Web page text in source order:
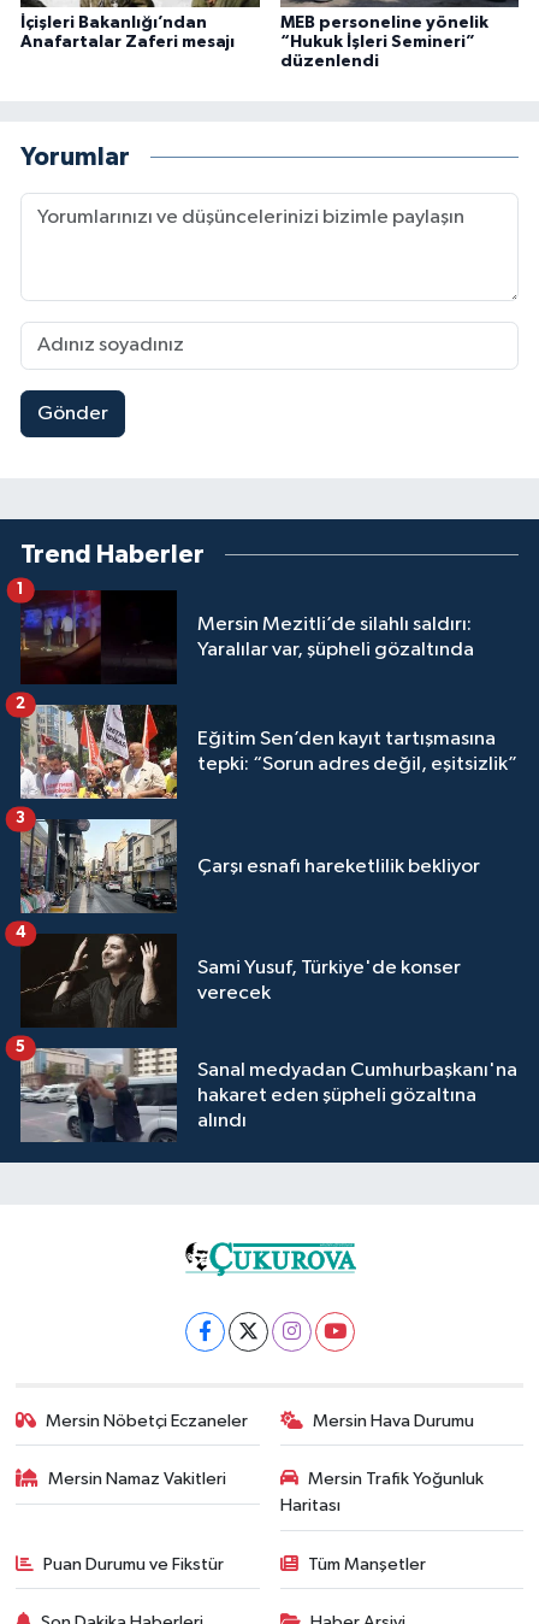
İçişleri Bakanlığı’ndan
Anafartalar Zaferi mesajı
MEB personeline yönelik
“Hukuk İşleri Semineri”
düzenlendi
Yorumlar
Gönder
Trend Haberler
Mersin Mezitli’de silahlı saldırı:
Yaralılar var, şüpheli gözaltında
Eğitim Sen’den kayıt tartışmasına
tepki: “Sorun adres değil, eşitsizlik”
2
Çarşı esnafı hareketlilik bekliyor
3
Sami Yusuf, Türkiye'de konser
verecek
4
Sanal medyadan Cumhurbaşkanı'na
hakaret eden şüpheli gözaltına
alındı
5
Mersin Nöbetçi Eczaneler Mersin Hava Durumu
Mersin Namaz Vakitleri
Mersin Trafik Yoğunluk
Haritası
Puan Durumu ve Fikstür Tüm Manşetler